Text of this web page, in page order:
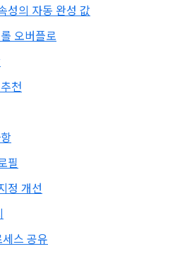
의 자동 완성 값
오버플로
천
필
정 개선
스 공유